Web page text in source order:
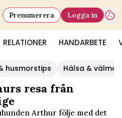
RELATIONER HANDARBETE
Prenumerera Logga in
husmorstips Hälsa &
resa från
Arthur följe med det